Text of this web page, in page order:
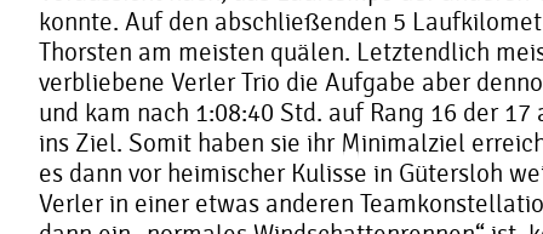
konnte. Auf den abschließenden 5
Thorsten am meisten quälen. Letztendlich
verbliebene Verler Trio die Aufgabe aber
und kam nach 1:08:40 Std. auf Rang 16 der 17
ins Ziel. Somit haben sie ihr Minimalziel
es dann vor heimischer Kulisse in Gütersloh
Verler in einer etwas anderen